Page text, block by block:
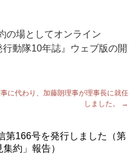
の場としてオンライン
動隊10年誌』ウェブ版の開
に代わり、加藤朗理事が理事長に就任
しました。
→
第166号を発行しました（第
約」報告）